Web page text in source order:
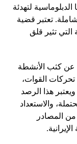
لتهدئة
تعتبر قضية
التي تثير قلق
عن كثب الأنشطة
تحركات القوات،
هذا الرصد
والاستعداد
المصادر